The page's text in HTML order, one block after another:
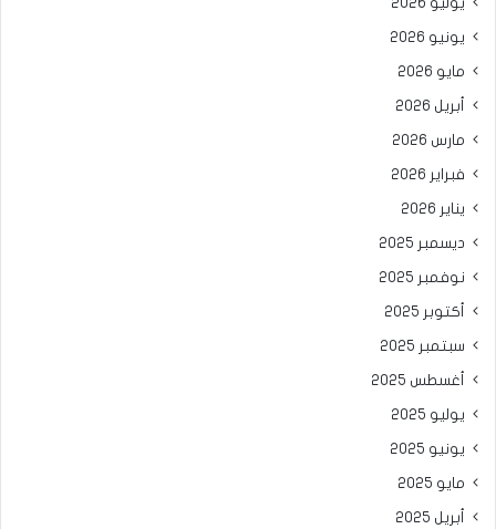
يونيو 2026
مايو 2026
أبريل 2026
مارس 2026
فبراير 2026
يناير 2026
ديسمبر 2025
نوفمبر 2025
أكتوبر 2025
سبتمبر 2025
أغسطس 2025
يوليو 2025
يونيو 2025
مايو 2025
أبريل 2025